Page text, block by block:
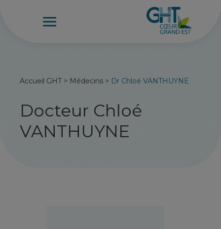
Accueil GHT> Médecins > Dr Chloé VANTHUYNE
Docteur Chloé
VANTHUYNE